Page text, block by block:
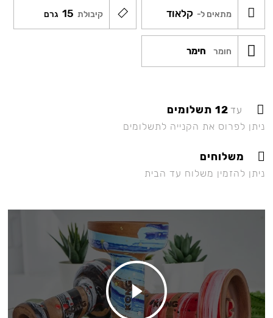
מתאים ל- קלאוד קיבולת 15 גרם
חומר חימר
עד 12 תשלומים
ניתן לפרוס את הקנייה לתשלומים
משלוחים
ניתן להזמין משלוח עד הבית